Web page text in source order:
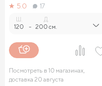
5.0
17
120 -
Д.
200 см.
Посмотреть в 10 магазинах,
доставка 20 августа